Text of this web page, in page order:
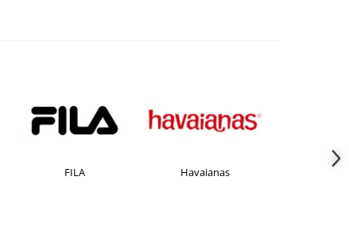
FILA Havaianas